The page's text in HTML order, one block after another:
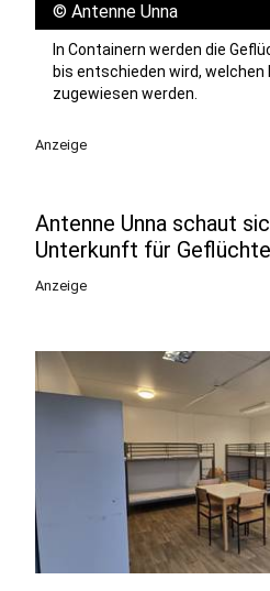
© Antenne Unna
In Containern werden die
bis entschieden wird, welchen
zugewiesen werden.
Anzeige
Antenne Unna schaut
Unterkunft für
Anzeige